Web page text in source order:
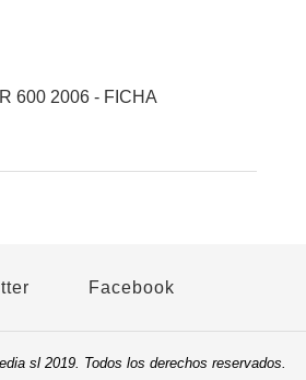
600 2006 - FICHA
Facebook
sl 2019. Todos los derechos reservados.